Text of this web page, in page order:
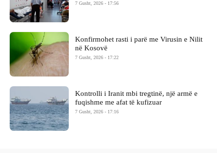
7 Gusht, 2026 - 17:56
Konfirmohet rasti i parë me Virusin e Nilit
në Kosovë
7 Gusht, 2026 - 17:22
Kontrolli i Iranit mbi tregtinë, një armë e
fuqishme me afat të kufizuar
7 Gusht, 2026 - 17:16